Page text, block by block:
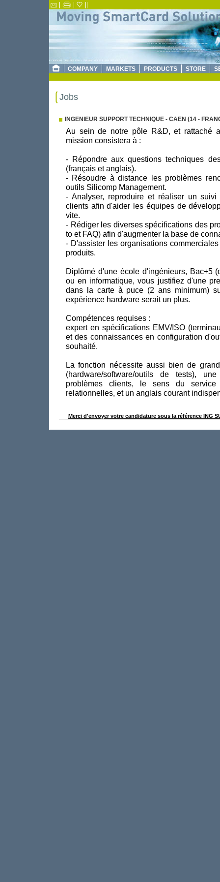
COMPANY MARKETS PRODUCTS STORE
Jobs
INGENIEUR SUPPORT TECHNIQUE - CAEN (14 -
Au sein de notre pôle R&D, et rattaché
mission consistera à :
- Répondre aux questions techniques
(français et anglais).
- Résoudre à distance les problèmes
outils Silicomp Management.
- Analyser, reproduire et réaliser un
clients afin d'aider les équipes de
vite.
- Rédiger les diverses spécifications des
to et FAQ) afin d'augmenter la base de
- D'assister les organisations
produits.
Diplômé d'une école d'ingénieurs, Bac+5
ou en informatique, vous justifiez d'une
dans la carte à puce (2 ans minimum)
expérience hardware serait un plus.
Compétences requises :
expert en spécifications EMV/ISO
et des connaissances en configuration
souhaité.
La fonction nécessite aussi bien de
(hardware/software/outils de tests),
problèmes clients, le sens du
relationnelles, et un anglais courant
Merci d'envoyer votre candidature sous la référence ING